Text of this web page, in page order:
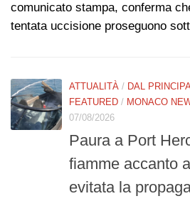
comunicato stampa, conferma
tentata uccisione proseguono
ATTUALITÀ / DAL
FEATURED / MONACO
07/08/2026
Paura a Port
fiamme accanto
evitata la